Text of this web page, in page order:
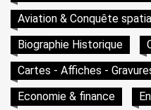
Aviation & Conquête
Biographie Historique
Cartes - Affiches -
Economie & finance